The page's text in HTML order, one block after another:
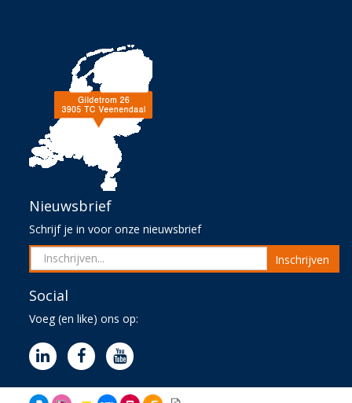
Nieuwsbrief
Schrijf je in voor onze nieuwsbrief
Inschrijven
Social
Voeg (en like) ons op: